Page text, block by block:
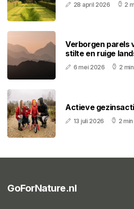
28 april 2026 2
Verborgen parels
stilte en ruige
6 mei 2026 2
Actieve
13 juli 2026 2
GoForNature.nl